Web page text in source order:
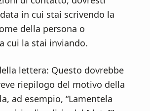
in cui stai scrivendo la
della persona o
cui la stai inviando.
lettera: Questo dovrebbe
riepilogo del motivo della
ad esempio, “Lamentela